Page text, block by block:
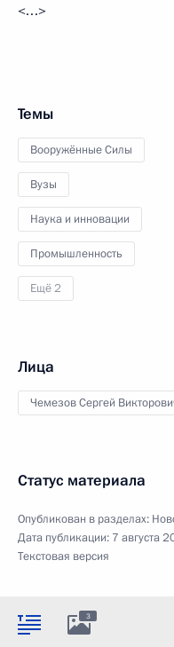
<…>
Темы
Вооружённые Силы
Вузы
Наука и инновации
Промышленность
Ещё 2
Лица
Чемезов Сергей
Статус материала
Опубликован в разделах:
Дата публикации: 7 августа
Текстовая версия
3